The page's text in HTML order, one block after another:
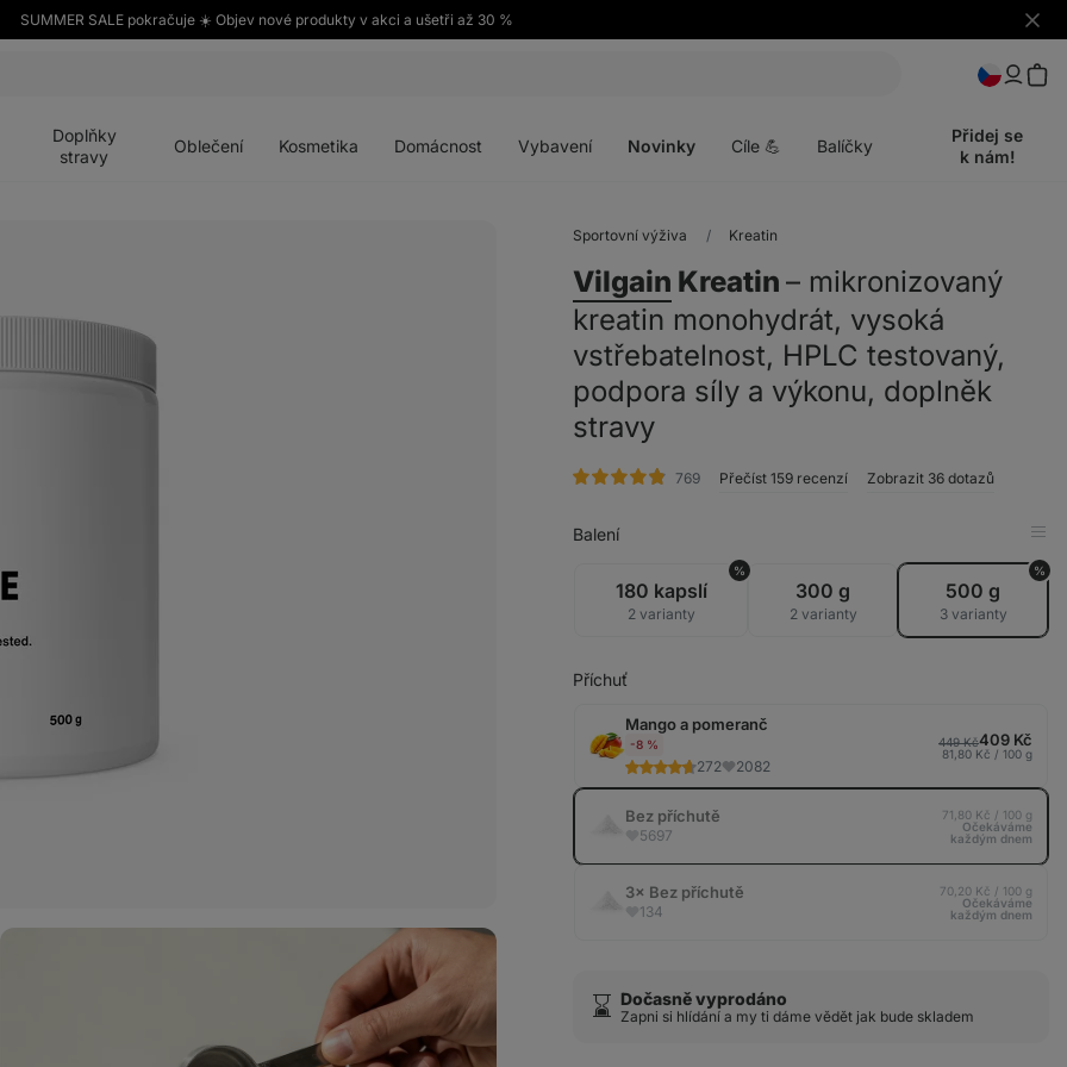
SUMMER SALE pokračuje ☀️ Objev nové produkty v akci a ušetři až 30 %
Skrýt
Doplňky
stravy
Oblečení Kosmetika Domácnost Vybavení Novinky Cíle 💪 Balíčky
Přidej se
k nám!
Sportovní výživa Kreatin
Vilgain Kreatin ⁠–⁠ mikronizovaný
kreatin monohydrát, vysoká
vstřebatelnost, HPLC testovaný,
podpora síly a výkonu, doplněk
stravy
769hodnocení
Přečíst 159 recenzí Zobrazit 36 dotazů
Balení
v
%
180 kapslí
2 varianty
300 g
2 varianty
%
500 g
3 varianty
Příchuť
Mango a pomeranč
-8 %
272 2082
449 Kč409 Kč
81,80 Kč / 100 g
Bez příchutě
5697
71,80 Kč / 100 g
Očekáváme
každým dnem
3× Bez příchutě
134
70,20 Kč / 100 g
Očekáváme
každým dnem
⌛️ Dočasně vyprodáno
Zapni si hlídání a my ti dáme vědět jak bude skladem